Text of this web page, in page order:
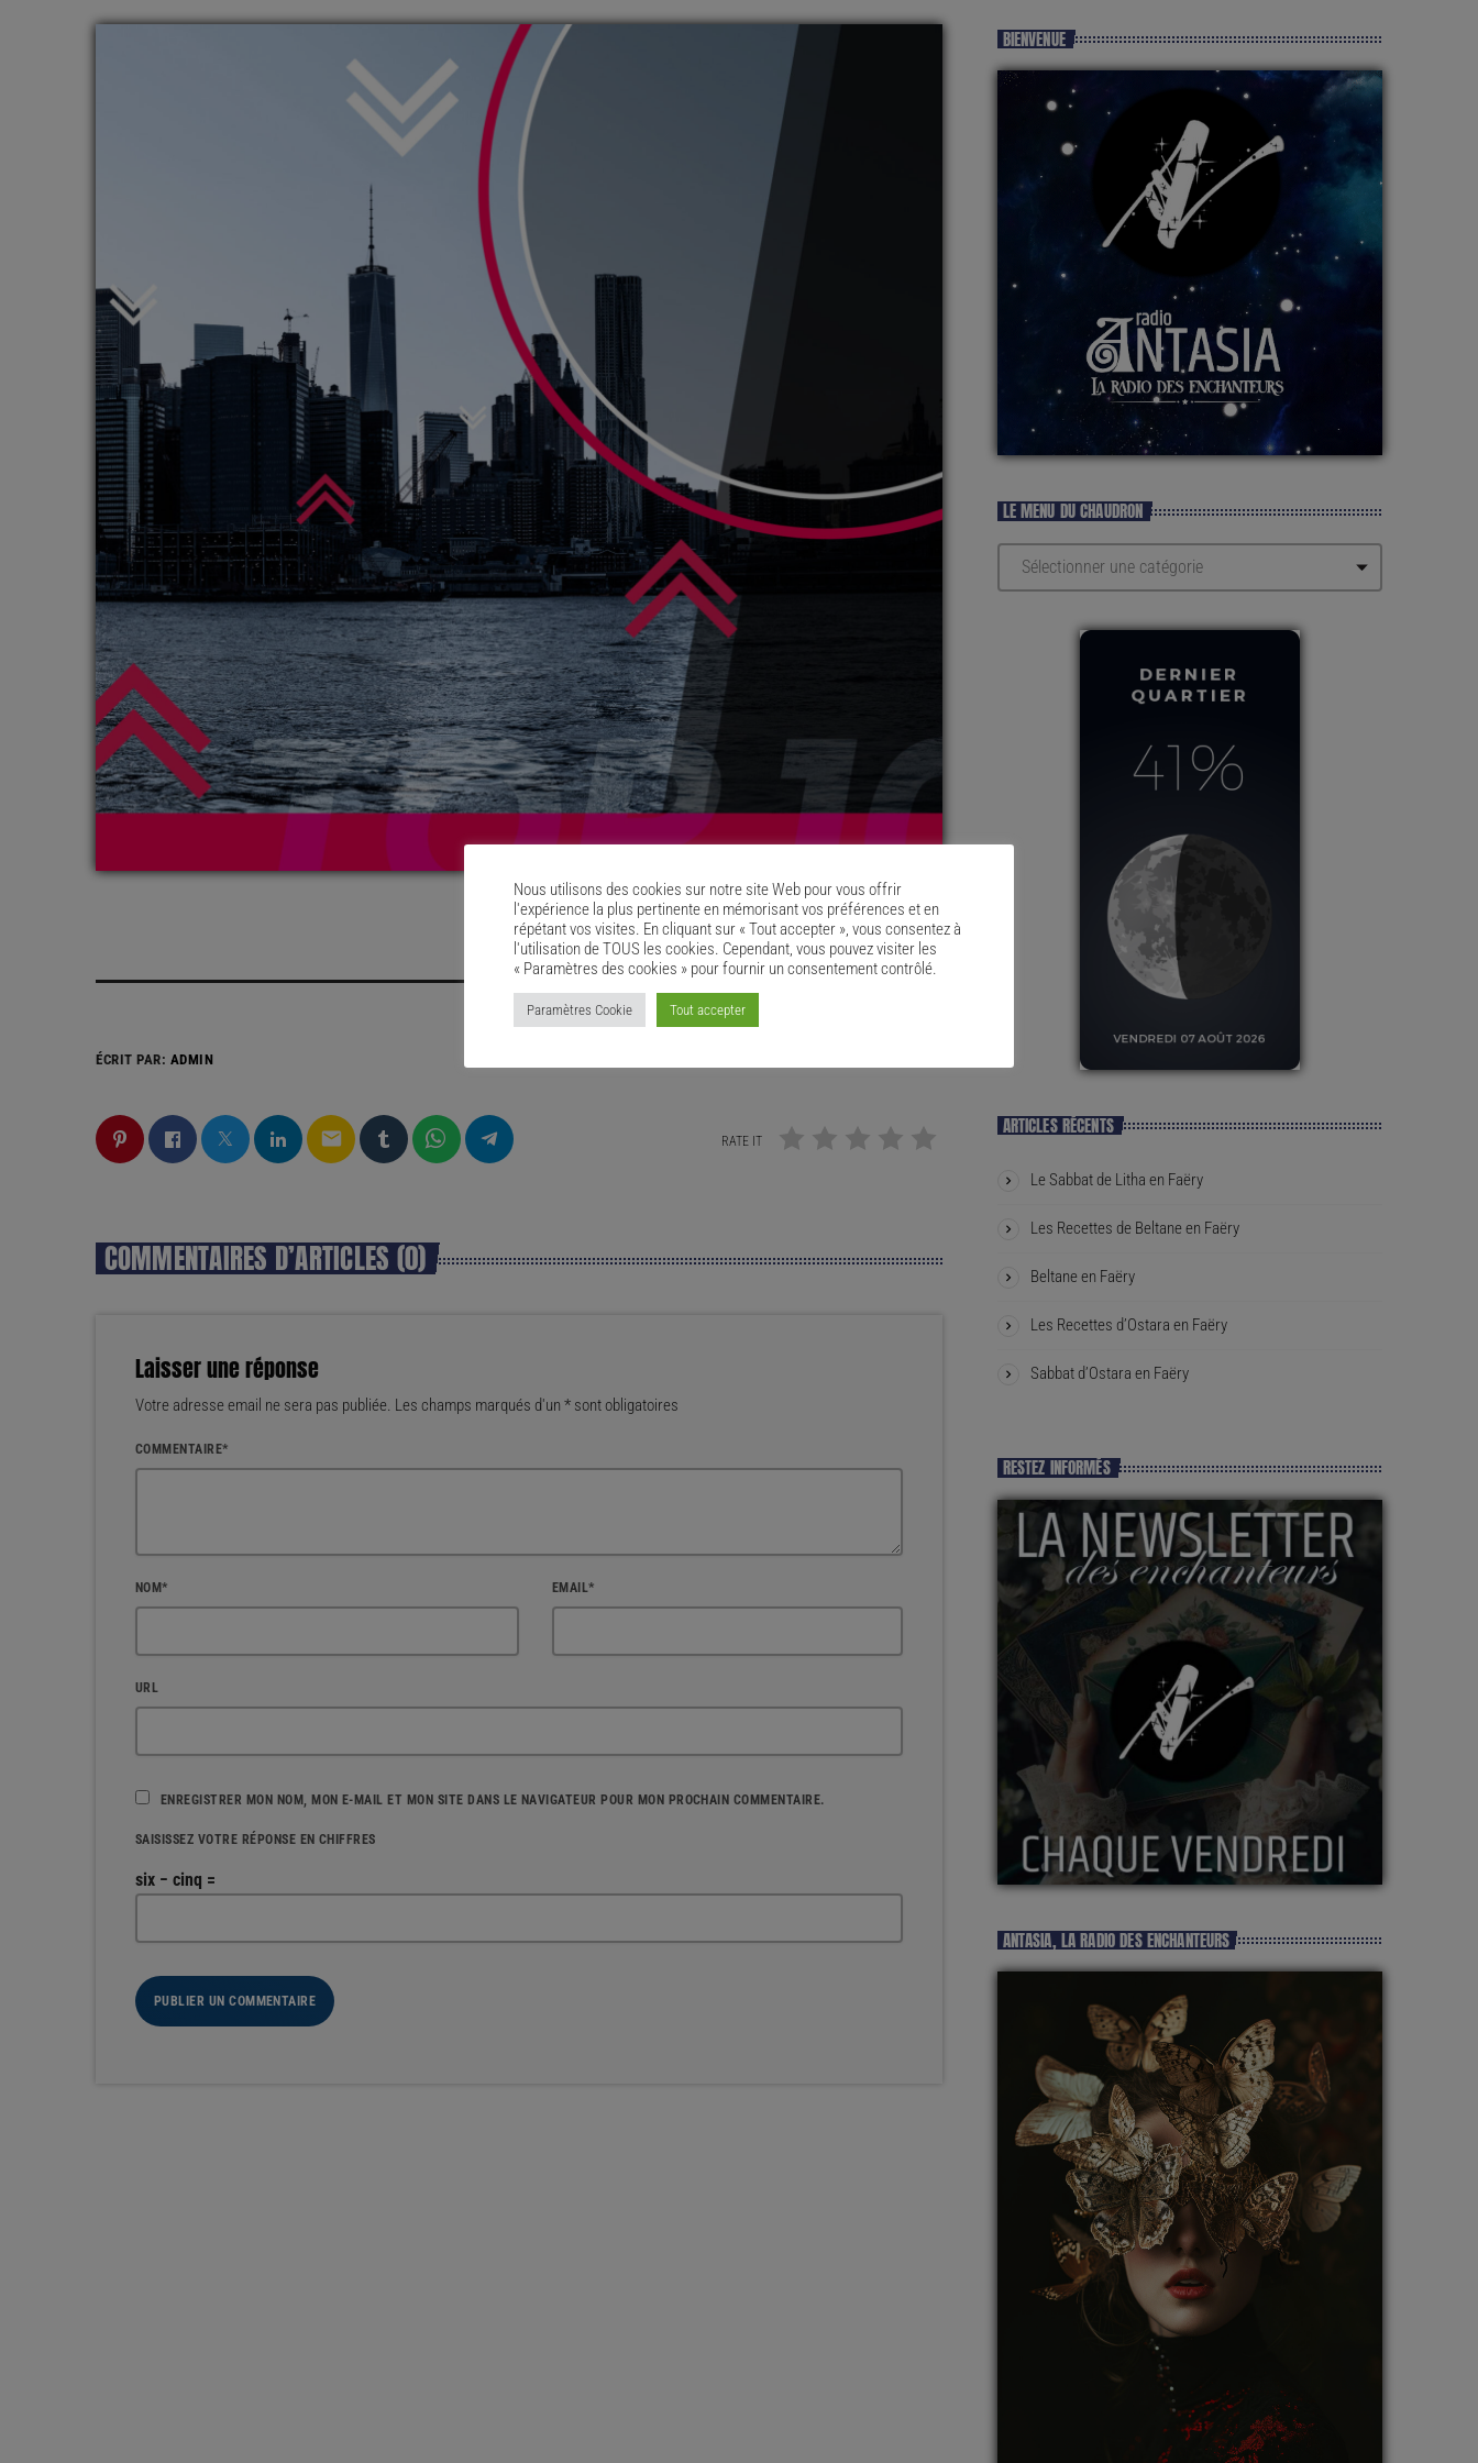
ÉCRIT PAR: ADMIN
email RATE IT
COMMENTAIRES D’ARTICLES (0)
Laisser une réponse
Votre adresse email ne sera pas publiée. Les champs marqués d'un * sont obligatoires
COMMENTAIRE*
NOM* EMAIL*
URL
ENREGISTRER MON NOM, MON E-MAIL ET MON SITE DANS LE NAVIGATEUR POUR MON PROCHAIN COMMENTAIRE.
SAISISSEZ VOTRE RÉPONSE EN CHIFFRES
six − cinq =
BIENVENUE
LE MENU DU CHAUDRON
ARTICLES RÉCENTS
Le Sabbat de Litha en Faëry
Les Recettes de Beltane en Faëry
Beltane en Faëry
Les Recettes d’Ostara en Faëry
Sabbat d’Ostara en Faëry
RESTEZ INFORMÉS
ANTASIA, LA RADIO DES ENCHANTEURS
Nous utilisons des cookies sur notre site Web pour vous offrir
l'expérience la plus pertinente en mémorisant vos préférences et en
répétant vos visites. En cliquant sur « Tout accepter », vous consentez à
l'utilisation de TOUS les cookies. Cependant, vous pouvez visiter les
« Paramètres des cookies » pour fournir un consentement contrôlé.
Paramètres Cookie Tout accepter